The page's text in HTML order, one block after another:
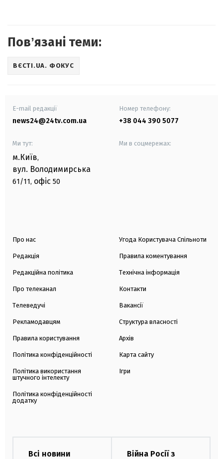
Повʼязані теми:
ВЄСТІ.UA. ФОКУС
E-mail редакції
news24@24tv.com.ua
Номер телефону:
+38 044 390 5077
Ми тут:
м.Київ,
вул. Володимирська
61/11, офіс 50
Ми в соцмережах:
Про нас
Редакція
Редакційна політика
Про телеканал
Телеведучі
Рекламодавцям
Правила користування
Політика конфіденційності
Політика використання
штучного інтелекту
Політика конфіденційності
додатку
Угода Користувача Спільноти
Правила коментування
Технічна інформація
Контакти
Вакансії
Структура власності
Архів
Карта сайту
Ігри
Всі новини
Війна Росії з